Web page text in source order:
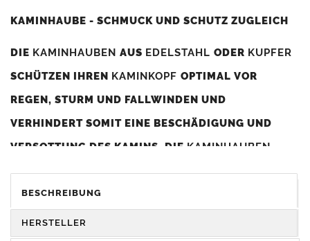
KAMINHAUBE - SCHMUCK UND SCHUTZ ZUGLEICH
DIE KAMINHAUBEN AUS EDELSTAHL ODER KUPFER
SCHÜTZEN IHREN KAMINKOPF OPTIMAL VOR
REGEN, STURM UND FALLWINDEN UND
VERHINDERT SOMIT EINE BESCHÄDIGUNG UND
VERSOTTUNG DES KAMINS. DIE KAMINHAUBEN
DIENEN GLEICHZEITIG ALS GESTALTERISCHES
ELEMENT ZUR VERSCHÖNERUNG DES BAUWERKS.
BESCHREIBUNG
HERSTELLER